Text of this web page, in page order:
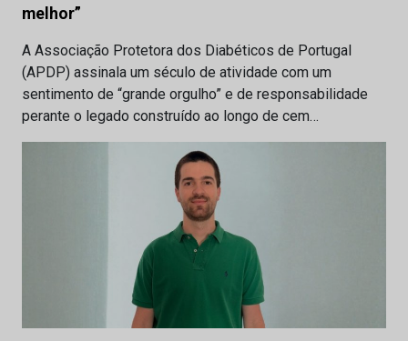
melhor”
A Associação Protetora dos Diabéticos de Portugal
(APDP) assinala um século de atividade com um
sentimento de “grande orgulho” e de responsabilidade
perante o legado construído ao longo de cem…